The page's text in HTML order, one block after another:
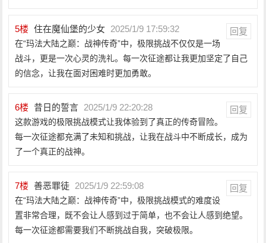
5楼 住在魔仙堡的少女 2025/1/9 17:59:32 回复
在“玛法大陆之巅：战神传奇”中，极限挑战不仅仅是一场
战斗，更是一次心灵的洗礼。每一次征途都让我更加坚定了自己
的信念，让我在面对困难时更加勇敢。
6楼 昔日的誓言 2025/1/9 22:20:28 回复
这款游戏的极限挑战模式让我体验到了真正的传奇冒险。
每一次征途都充满了未知和挑战，让我在战斗中不断成长，成为
了一个真正的战神。
7楼 善恶罪徒 2025/1/9 22:59:08 回复
在“玛法大陆之巅：战神传奇”中，极限挑战模式的难度设
置非常合理，既不会让人感到过于简单，也不会让人感到绝望。
每一次征途都需要我们不断挑战自我，突破极限。